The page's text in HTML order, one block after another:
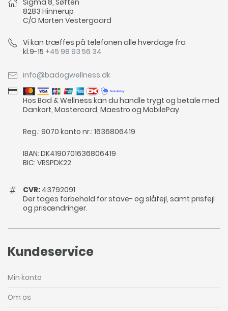
Sigma 8, Søften
8283 Hinnerup
C/O Morten Vestergaard
Vi kan træffes på telefonen alle hverdage fra
kl.9-15 +45 98 93 56 34
info@badogwellness.dk
Hos Bad & Wellness kan du handle trygt og betale med
Dankort, Mastercard, Maestro og MobilePay.
Reg.: 9070 konto nr.: 1636806419
IBAN: DK4190701636806419
BIC: VRSPDK22
CVR: 43792091
Der tages forbehold for stave- og slåfejl, samt prisfejl
og prisændringer.
Kundeservice
Min konto
Om os